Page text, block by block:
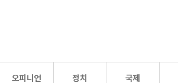
오피니언 정치 국제